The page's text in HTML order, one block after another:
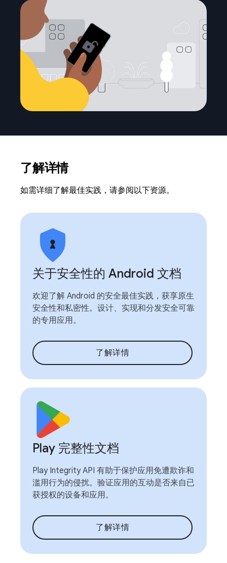
了解详情
如需详细了解最佳实践，请参阅以下资源。
关于安全性的 Android 文档
欢迎了解 Android 的安全最佳实践，获享原生
安全性和私密性。设计、实现和分发安全可靠
的专用应用。
了解详情
Play 完整性文档
Play Integrity API 有助于保护应用免遭欺诈和
滥用行为的侵扰。验证应用的互动是否来自已
获授权的设备和应用。
了解详情